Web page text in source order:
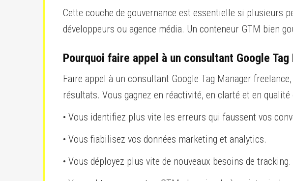
Cette couche de gouvernance est essentielle si plusieurs
développeurs ou agence média. Un conteneur GTM bien
Pourquoi faire appel à un consultant Google
Faire appel à un consultant Google Tag Manager
résultats. Vous gagnez en réactivité, en clarté et en
• Vous identifiez plus vite les erreurs qui faussent vos
• Vous fiabilisez vos données marketing et analytics.
• Vous déployez plus vite de nouveaux besoins de tracking.